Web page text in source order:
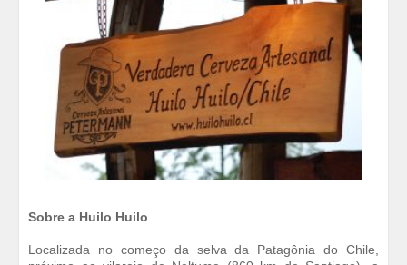
Sobre a Huilo Huilo
Localizada no começo da selva da Patagônia do Chile,